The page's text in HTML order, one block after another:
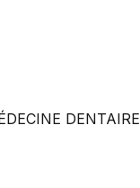
DENTAIRE